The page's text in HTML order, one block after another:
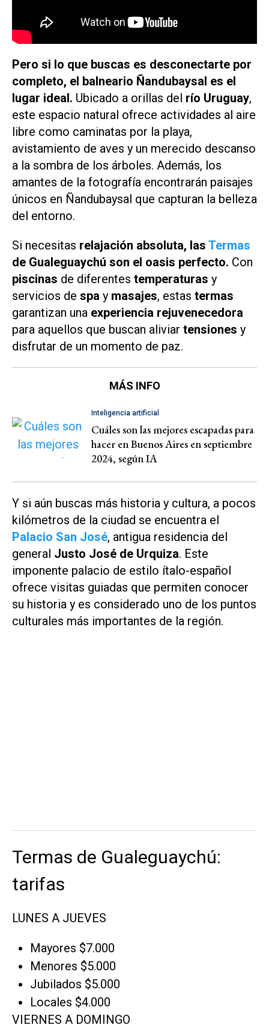
Pero si lo que buscas es desconectarte por
completo, el balneario Ñandubaysal es el
lugar ideal. Ubicado a orillas del río Uruguay,
este espacio natural ofrece actividades al aire
libre como caminatas por la playa,
avistamiento de aves y un merecido descanso
a la sombra de los árboles. Además, los
amantes de la fotografía encontrarán paisajes
únicos en Ñandubaysal que capturan la belleza
del entorno.
Si necesitas relajación absoluta, las Termas
de Gualeguaychú son el oasis perfecto. Con
piscinas de diferentes temperaturas y
servicios de spa y masajes, estas termas
garantizan una experiencia rejuvenecedora
para aquellos que buscan aliviar tensiones y
disfrutar de un momento de paz.
MÁS INFO
Inteligencia artificial
Cuáles son las mejores escapadas para
hacer en Buenos Aires en septiembre
2024, según IA
Y si aún buscas más historia y cultura, a pocos
kilómetros de la ciudad se encuentra el
Palacio San José, antigua residencia del
general Justo José de Urquiza. Este
imponente palacio de estilo ítalo-español
ofrece visitas guiadas que permiten conocer
su historia y es considerado uno de los puntos
culturales más importantes de la región.
Termas de Gualeguaychú:
tarifas
LUNES A JUEVES
Mayores $7.000
Menores $5.000
Jubilados $5.000
Locales $4.000
VIERNES A DOMINGO